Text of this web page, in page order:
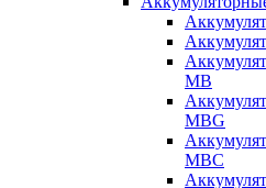
MB
MBG
MBC